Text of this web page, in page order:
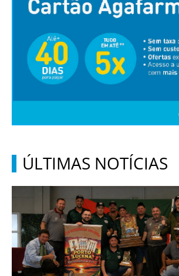
ÚLTIMAS NOTÍCIAS